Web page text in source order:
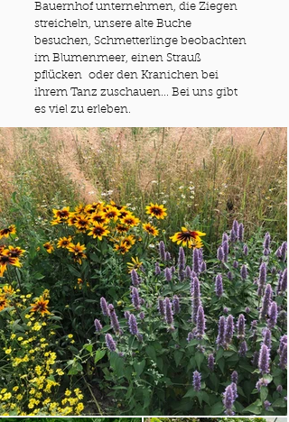
Bauernhof unternehmen, die Ziegen
streicheln, unsere alte Buche
besuchen, Schmetterlinge beobachten
im Blumenmeer, einen Strauß
pflücken oder den Kranichen bei
ihrem Tanz zuschauen... Bei uns gibt
es viel zu erleben.